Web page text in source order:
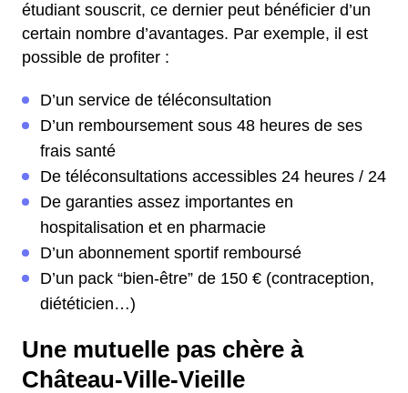
étudiant souscrit, ce dernier peut bénéficier d’un
certain nombre d’avantages. Par exemple, il est
possible de profiter :
D’un service de téléconsultation
D’un remboursement sous 48 heures de ses
frais santé
De téléconsultations accessibles 24 heures / 24
De garanties assez importantes en
hospitalisation et en pharmacie
D’un abonnement sportif remboursé
D’un pack “bien-être” de 150 € (contraception,
diététicien…)
Une mutuelle pas chère à
Château-Ville-Vieille